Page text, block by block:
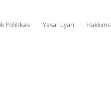
Politikası Yasal Uyarı